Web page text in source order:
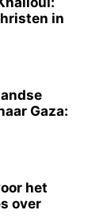
in
Gaza:
het
over